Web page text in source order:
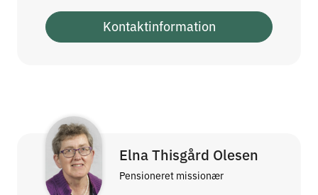
Kontaktinformation
Elna Thisgård Olesen
Pensioneret missionær